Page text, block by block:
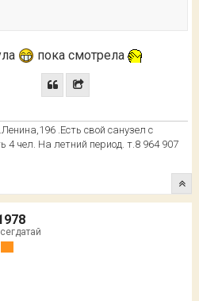
пока смотрела
.Есть свой санузел с
4 чел. На летний период. т.8 964 907